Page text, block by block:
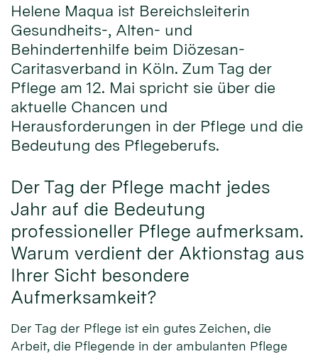
Helene Maqua ist Bereichsleiterin
Gesundheits-, Alten- und
Behindertenhilfe beim Diözesan-
Caritasverband in Köln. Zum Tag der
Pflege am 12. Mai spricht sie über die
aktuelle Chancen und
Herausforderungen in der Pflege und die
Bedeutung des Pflegeberufs.
Der Tag der Pflege macht jedes
Jahr auf die Bedeutung
professioneller Pflege aufmerksam.
Warum verdient der Aktionstag aus
Ihrer Sicht besondere
Aufmerksamkeit?
Der Tag der Pflege ist ein gutes Zeichen, die
Arbeit, die Pflegende in der ambulanten Pflege